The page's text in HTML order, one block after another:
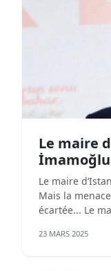
Le maire
Le maire
Mais la
écartée... Le
23 MARS 2025